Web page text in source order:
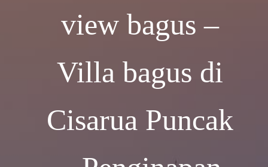
view bagus –
Villa bagus di
Cisarua Puncak